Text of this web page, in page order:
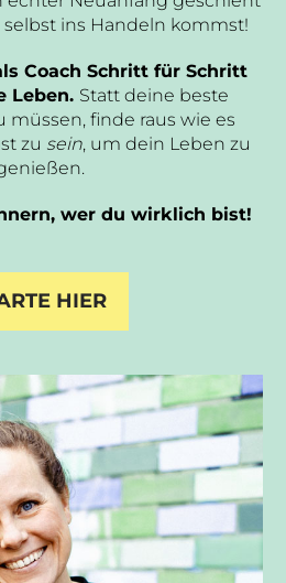
ins Handeln kommst!
Coach Schritt für Schritt
Leben. Statt deine beste
müssen, finde raus wie es
zu sein, um dein Leben zu
wer du wirklich bist!
HIER